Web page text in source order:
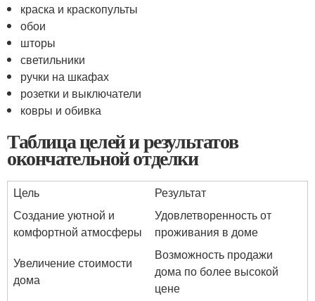
краска и краскопульты
обои
шторы
светильники
ручки на шкафах
розетки и выключатели
ковры и обивка
Таблица целей и результатов
окончательной отделки
Цель
Результат
Создание уютной и
комфортной атмосферы
Удовлетворенность от
проживания в доме
Увеличение стоимости
дома
Возможность продажи
дома по более высокой
цене